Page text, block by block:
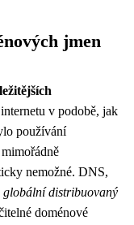
jmen
v podobě, jak
používání
nemožné. DNS,
globální distribuovaný
doménové